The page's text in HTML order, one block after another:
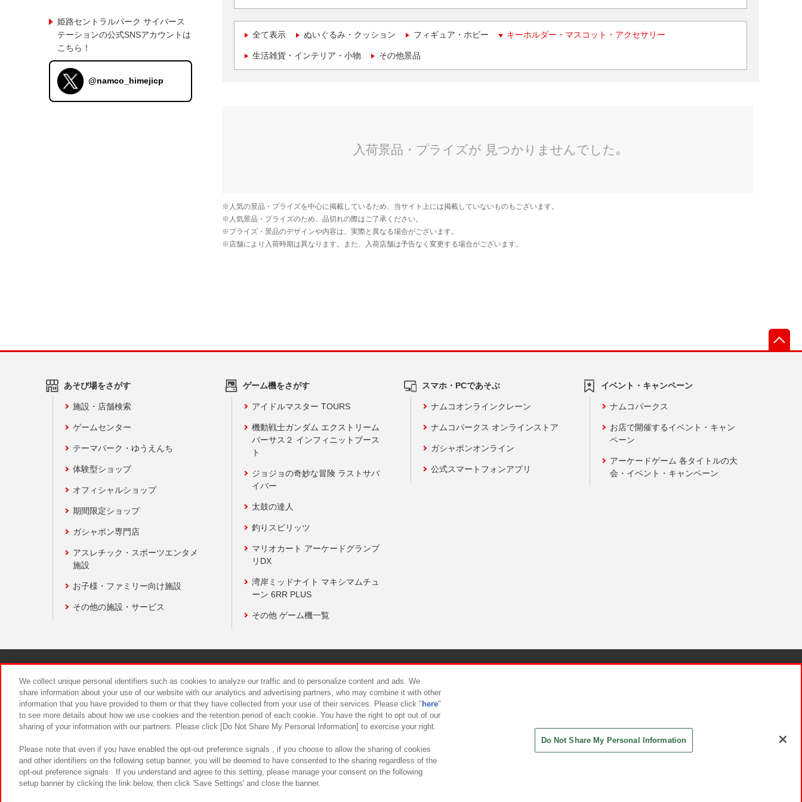
全て表示 ぬいぐるみ・クッション フィギュア・ホビー キーホルダー・マスコット・アクセサリー
生活雑貨・インテリア・小物 その他景品
姫路セントラルパーク サイバース
テーションの公式SNSアカウントは
こちら！
@namco_himejicp
あそび場をさがす
施設・店舗検索
ゲームセンター
テーマパーク・ゆうえんち
体験型ショップ
オフィシャルショップ
期間限定ショップ
ガシャポン専門店
アスレチック・スポーツエンタメ
施設
お子様・ファミリー向け施設
その他の施設・サービス
ゲーム機をさがす
アイドルマスター TOURS
機動戦士ガンダム エクストリーム
バーサス２ インフィニットブース
ト
ジョジョの奇妙な冒険 ラストサバ
イバー
太鼓の達人
釣りスピリッツ
マリオカート アーケードグランプ
リDX
湾岸ミッドナイト マキシマムチュ
ーン 6RR PLUS
その他 ゲーム機一覧
スマホ・PCであそぶ
ナムコオンラインクレーン
ナムコパークス オンラインストア
ガシャポンオンライン
公式スマートフォンアプリ
イベント・キャンペーン
ナムコパークス
お店で開催するイベント・キャン
ペーン
アーケードゲーム 各タイトルの大
会・イベント・キャンペーン
食品のご提供について カスタマーハラスメント対応方針
We collect unique personal identifiers such as cookies to analyze our traffic and to personalize content and ads. We
share information about your use of our website with our analytics and advertising partners, who may combine it with other
information that you have provided to them or that they have collected from your use of their services. Please click " here"
to see more details about how we use cookies and the retention period of each cookie. You have the right to opt out of our
sharing of your information with our partners. Please click [Do Not Share My Personal Information] to exercise your right.
Please note that even if you have enabled the opt-out preference signals , if you choose to allow the sharing of cookies
and other identifiers on the following setup banner, you will be deemed to have consented to the sharing regardless of the
opt-out preference signals . If you understand and agree to this setting, please manage your consent on the following
setup banner by clicking the link below, then click 'Save Settings' and close the banner.
Do Not Share My Personal Information